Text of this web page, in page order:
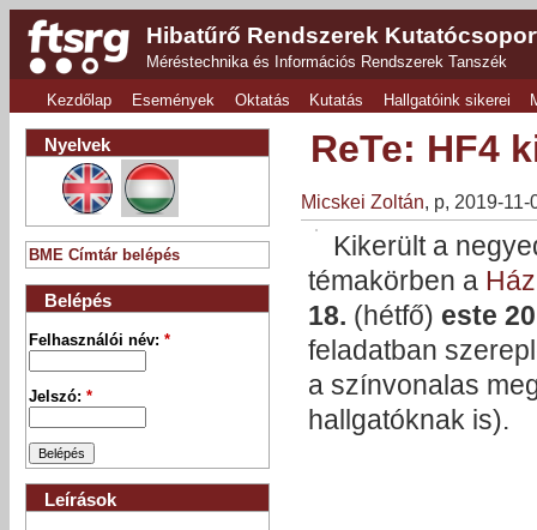
Hibatűrő Rendszerek
Méréstechnika és Információs Rendszerek Tanszék
Kezdőlap Események Oktatás Kutatás Hallgatóink sikerei
ReTe: HF4
Micskei Zoltán, p, 2019-11-
Kikerült a
témakörben a
18. (hétfő) este
feladatban
a színvonalas
hallgatóknak is).
Nyelvek
BME Címtár belépés
Belépés
Felhasználói név:*
Jelszó:*
Leírások